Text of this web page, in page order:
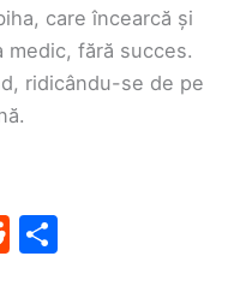
care încearcă și
medic, fără succes.
ridicându-se de pe
R